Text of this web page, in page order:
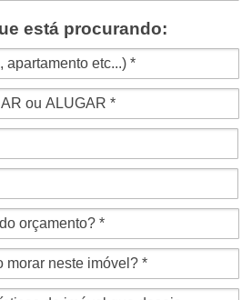
está procurando: